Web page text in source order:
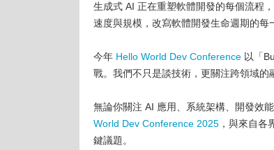
生成式 AI 正在重塑軟體開發的每個流程
速度與規模，改寫軟體開發生命週期的每
今年 Hello World Dev Conference 以「
戰。我們不只是談技術，更關注跨領域的
無論你關注 AI 應用、系統架構、開發效
World Dev Conference 2025 ，與來自
鍵議題。